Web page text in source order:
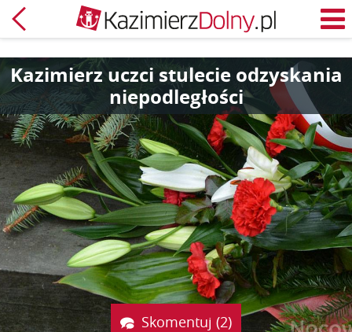
Powrót
Kazimierz uczci stulecie odzyskania
niepodległości
Skomentuj (2)